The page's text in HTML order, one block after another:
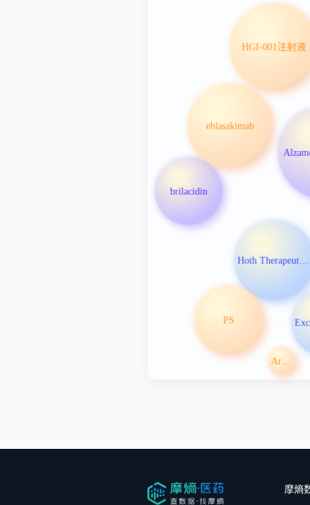
Arcutis Biotherapeutics Inc
brilacidin
eblasakimab
HGI-001注射液
Hoth Therapeutics Inc
PS
摩熵